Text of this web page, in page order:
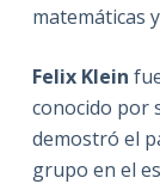
matemáticas
Felix Klein
conocido por
demostró el
grupo en el